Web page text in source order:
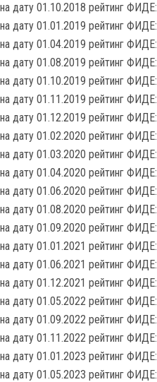
на дату 01.10.2018 рейтинг ФИДЕ:
на дату 01.01.2019 рейтинг ФИДЕ:
на дату 01.04.2019 рейтинг ФИДЕ:
на дату 01.08.2019 рейтинг ФИДЕ:
на дату 01.10.2019 рейтинг ФИДЕ:
на дату 01.11.2019 рейтинг ФИДЕ:
на дату 01.12.2019 рейтинг ФИДЕ:
на дату 01.02.2020 рейтинг ФИДЕ:
на дату 01.03.2020 рейтинг ФИДЕ:
на дату 01.04.2020 рейтинг ФИДЕ:
на дату 01.06.2020 рейтинг ФИДЕ:
на дату 01.08.2020 рейтинг ФИДЕ:
на дату 01.09.2020 рейтинг ФИДЕ:
на дату 01.01.2021 рейтинг ФИДЕ:
на дату 01.06.2021 рейтинг ФИДЕ:
на дату 01.12.2021 рейтинг ФИДЕ:
на дату 01.05.2022 рейтинг ФИДЕ:
на дату 01.09.2022 рейтинг ФИДЕ:
на дату 01.11.2022 рейтинг ФИДЕ:
на дату 01.01.2023 рейтинг ФИДЕ:
на дату 01.05.2023 рейтинг ФИДЕ: